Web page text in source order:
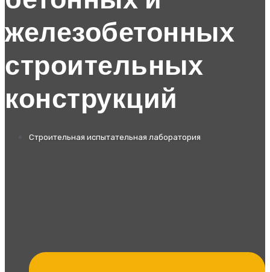
железобетонных
строительных
конструкций
Строительная испытательная лаборатория